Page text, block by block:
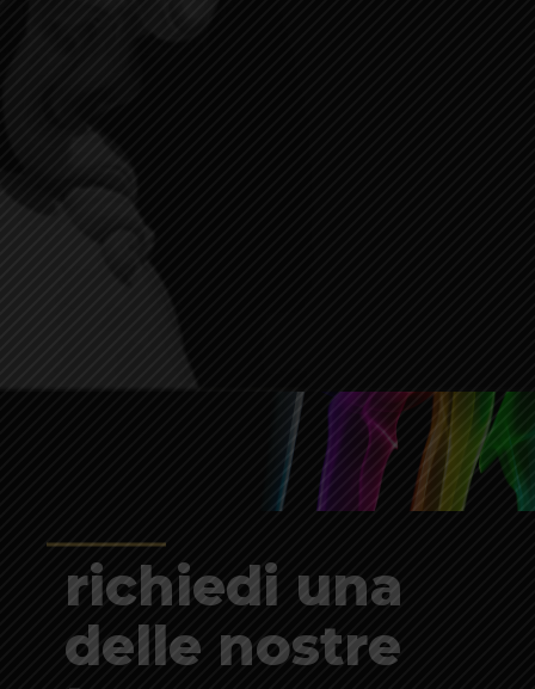
richiedi una
delle nostre